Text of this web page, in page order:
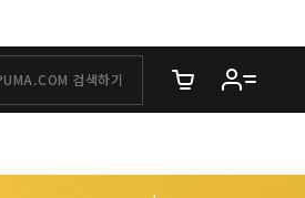
장바구니에 담은